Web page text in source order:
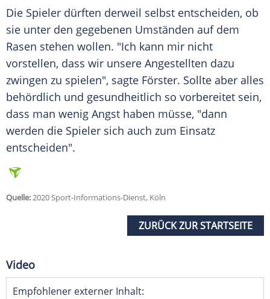
Die Spieler dürften derweil selbst entscheiden, ob
sie unter den gegebenen Umständen auf dem
Rasen stehen wollen. "Ich kann mir nicht
vorstellen, dass wir unsere Angestellten dazu
zwingen zu spielen", sagte Förster. Sollte aber alles
behördlich und gesundheitlich so vorbereitet sein,
dass man wenig Angst haben müsse, "dann
werden die Spieler sich auch zum Einsatz
entscheiden".
Quelle:2020 Sport-Informations-Dienst, Köln
ZURÜCK ZUR STARTSEITE
Video
Empfohlener externer Inhalt: